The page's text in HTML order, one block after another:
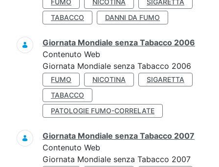
FUMO NICOTINA
SIGARETTA
TABACCO
DANNI DA FUMO
Giornata Mondiale senza Tabacco 2006
Contenuto Web
Giornata Mondiale senza Tabacco 2006
FUMO NICOTINA
SIGARETTA
TABACCO
PATOLOGIE FUMO-CORRELATE
Giornata Mondiale senza Tabacco 2007
Contenuto Web
Giornata Mondiale senza Tabacco 2007